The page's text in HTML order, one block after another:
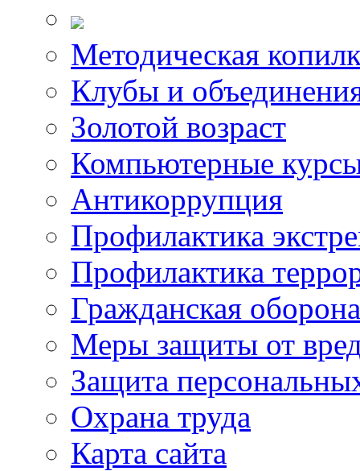
Методическая
Клубы и
Золотой возраст
Компьютерные
Антикоррупция
Профилактика
Профилактика
Гражданская оборона
Меры защиты от
Защита
Охрана труда
Карта сайта